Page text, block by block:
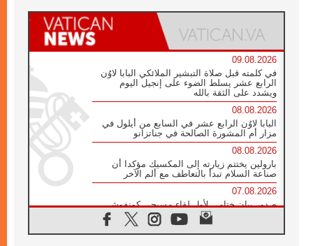
09.08.2026
في كلمته قبل صلاة التبشير الملائكي البابا لاوُن
الرابع عشر يسلط الضوء على إنجيل اليوم
ويشدد على الثقة بالله
08.08.2026
البابا لاوُن الرابع عشر في السابع من أيلول في
مزار أم المشورة الصالحة في جناتزانو
08.08.2026
بارولين يختتم زيارته إلى المكسيك مؤكدا أن
صناعة السلام تبدأ بالتعاطف مع ألم الآخر
07.08.2026
صدور بيان ختامي لأول لقاء مسيحي كونفوشي
بمشاركة الدائرة الفاتيكانية للحوار بين الأديان
07.08.2026